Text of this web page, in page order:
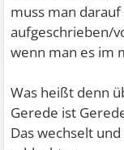
muss man
aufgeschrieben/
wenn man es im
Was heißt denn
Gerede ist
Das wechselt